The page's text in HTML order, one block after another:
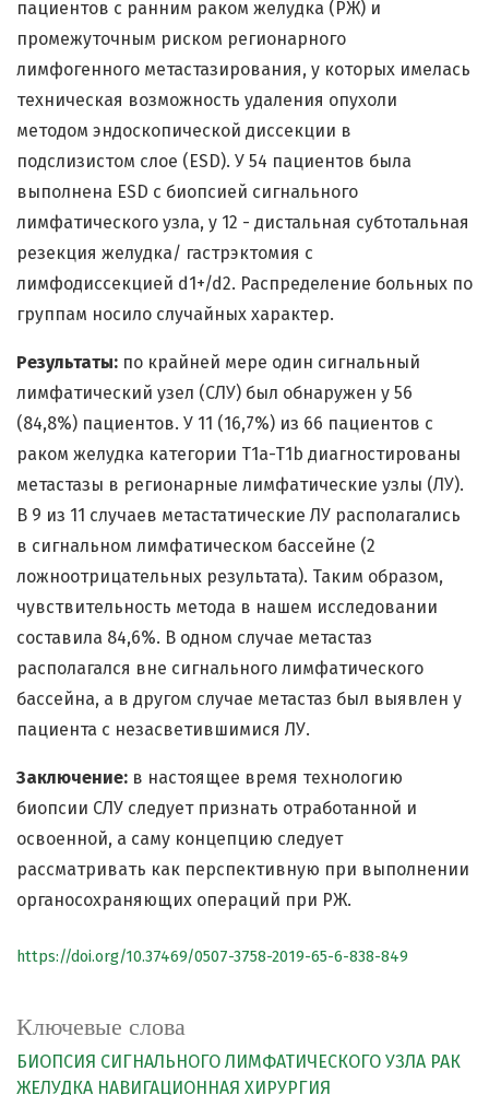
Ключевые слова
БИОПСИЯ СИГНАЛЬНОГО ЛИМФАТИЧЕСКОГО УЗЛА РАК
ЖЕЛУДКА НАВИГАЦИОННАЯ ХИРУРГИЯ
пациентов с ранним раком желудка (РЖ) и
промежуточным риском регионарного
лимфогенного метастазирования, у которых имелась
техническая возможность удаления опухоли
методом эндоскопической диссекции в
подслизистом слое (ESD). У 54 пациентов была
выполнена ESD с биопсией сигнального
лимфатического узла, у 12 - дистальная субтотальная
резекция желудка/ гастрэктомия с
лимфодиссекцией d1+/d2. Распределение больных по
группам носило случайных характер.
Результаты: по крайней мере один сигнальный
лимфатический узел (СЛУ) был обнаружен у 56
(84,8%) пациентов. У 11 (16,7%) из 66 пациентов с
раком желудка категории T1a-T1b диагностированы
метастазы в регионарные лимфатические узлы (ЛУ).
В 9 из 11 случаев метастатические ЛУ располагались
в сигнальном лимфатическом бассейне (2
ложноотрицательных результата). Таким образом,
чувствительность метода в нашем исследовании
составила 84,6%. В одном случае метастаз
располагался вне сигнального лимфатического
бассейна, а в другом случае метастаз был выявлен у
пациента с незасветившимися ЛУ.
Заключение: в настоящее время технологию
биопсии СЛУ следует признать отработанной и
освоенной, а саму концепцию следует
рассматривать как перспективную при выполнении
органосохраняющих операций при РЖ.
https://doi.org/10.37469/0507-3758-2019-65-6-838-849